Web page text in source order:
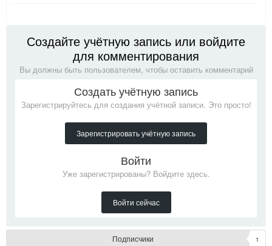
Создайте учётную запись или войдите
для комментирования
Вы должны быть пользователем, чтобы оставить комментарий
Создать учётную запись
Зарегистрируйтесь для создания учётной записи. Это просто!
Зарегистрировать учётную запись
Войти
Уже зарегистрированы? Войдите здесь.
Войти сейчас
Подписчики 1